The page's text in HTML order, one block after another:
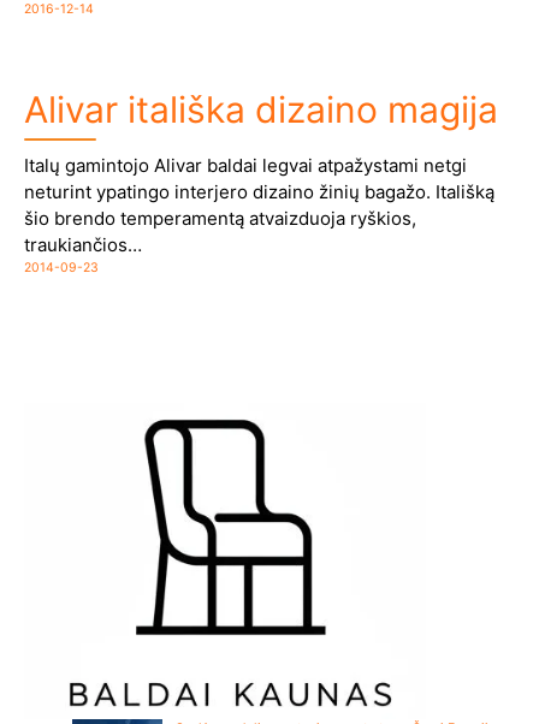
2016-12-14
Alivar itališka dizaino magija
Italų gamintojo Alivar baldai legvai atpažystami netgi
neturint ypatingo interjero dizaino žinių bagažo. Itališką
šio brendo temperamentą atvaizduoja ryškios,
traukiančios…
2014-09-23